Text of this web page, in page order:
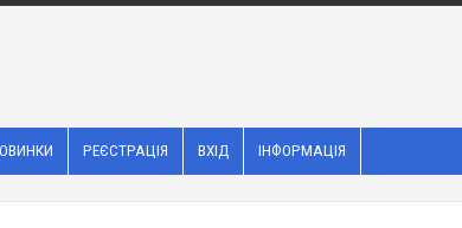
РЕЄСТРАЦІЯ ВХІД ІНФОРМАЦІЯ